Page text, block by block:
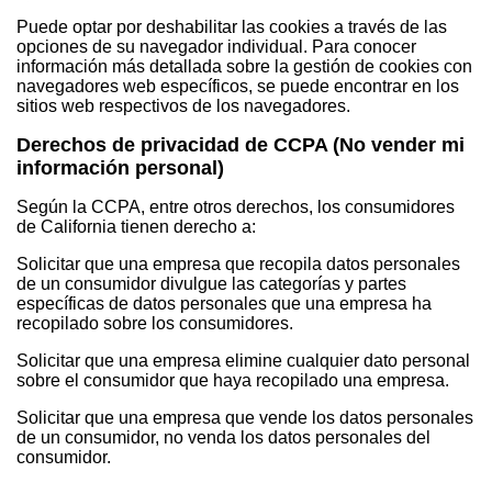
Puede optar por deshabilitar las cookies a través de las
opciones de su navegador individual. Para conocer
información más detallada sobre la gestión de cookies con
navegadores web específicos, se puede encontrar en los
sitios web respectivos de los navegadores.
Derechos de privacidad de CCPA (No vender mi
información personal)
Según la CCPA, entre otros derechos, los consumidores
de California tienen derecho a:
Solicitar que una empresa que recopila datos personales
de un consumidor divulgue las categorías y partes
específicas de datos personales que una empresa ha
recopilado sobre los consumidores.
Solicitar que una empresa elimine cualquier dato personal
sobre el consumidor que haya recopilado una empresa.
Solicitar que una empresa que vende los datos personales
de un consumidor, no venda los datos personales del
consumidor.